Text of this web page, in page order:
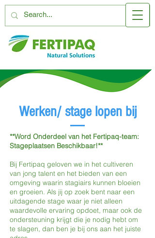
Werken/ stage lopen bij
**Word Onderdeel van het Fertipaq-team:
Stageplaatsen Beschikbaar!**
Bij Fertipaq geloven we in het cultiveren
van jong talent en het bieden van een
omgeving waarin stagiairs kunnen bloeien
en groeien. Als jij op zoek bent naar een
uitdagende stage waar je niet alleen
waardevolle ervaring opdoet, maar ook de
ondersteuning krijgt die je nodig hebt om
te slagen, dan ben je bij ons aan het juiste